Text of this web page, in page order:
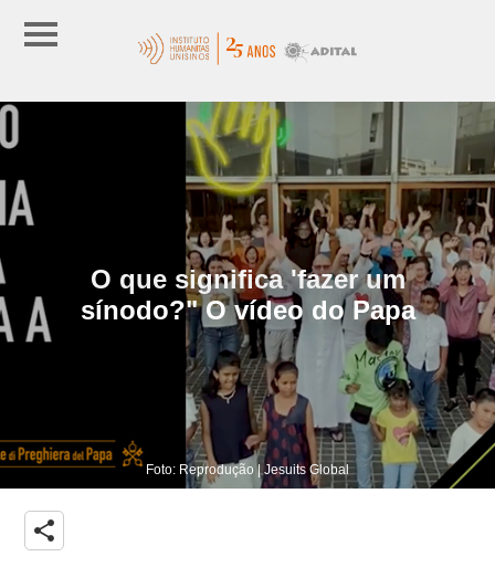
O que significa 'fazer um
sínodo?" O vídeo do Papa
Foto: Reprodução | Jesuits Global
share